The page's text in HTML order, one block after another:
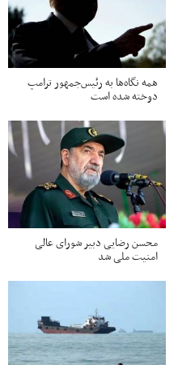
همه نگاه‌ها به رئیس‌جمهور ترامپ
دوخته شده است
محسن رضایی دبیر شورای عالی
امنیت ملی شد